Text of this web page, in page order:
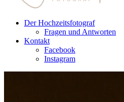
Der Hochzeitsfotograf
Fragen und Antworten
Kontakt
Facebook
Instagram